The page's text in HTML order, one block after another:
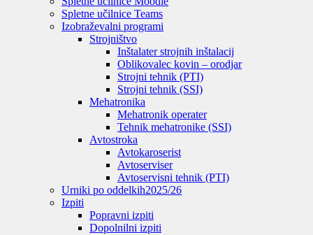
Spletne učilnice Teams
Izobraževalni programi
Strojništvo
Inštalater strojnih inštalacij
Oblikovalec kovin – orodjar
Strojni tehnik (PTI)
Strojni tehnik (SSI)
Mehatronika
Mehatronik operater
Tehnik mehatronike (SSI)
Avtostroka
Avtokaroserist
Avtoserviser
Avtoservisni tehnik (PTI)
Urniki po oddelkih2025/26
Izpiti
Popravni izpiti
Dopolnilni izpiti